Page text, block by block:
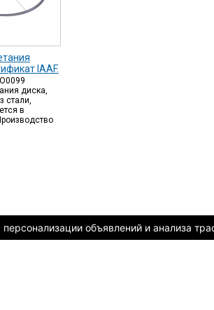
объявлений и анализа
IAAF.
диска,
стали,
в